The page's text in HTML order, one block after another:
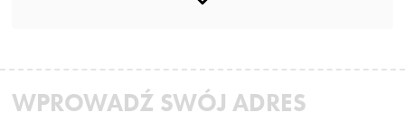
WPROWADŹ SWÓJ ADRES